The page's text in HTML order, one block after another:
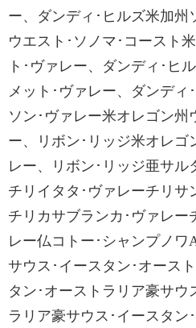
ー、ダンディ･ヒルズ米加州
ウエスト･ソノマ･コースト
ト･ヴァレー、ダンディ･ヒ
メット･ヴァレー、ダンディ
ソン･ヴァレー米オレゴン州
ー、リボン･リッジ米オレゴ
レー、リボン･リッジ亜サル
チリイタタ･ヴァレーチリサ
チリカサブランカ･ヴァレー
レー仏コトー･シャンプノワ
サウス･イースタン･オース
タン･オーストラリア豪サウ
ラリア豪サウス･イースタン